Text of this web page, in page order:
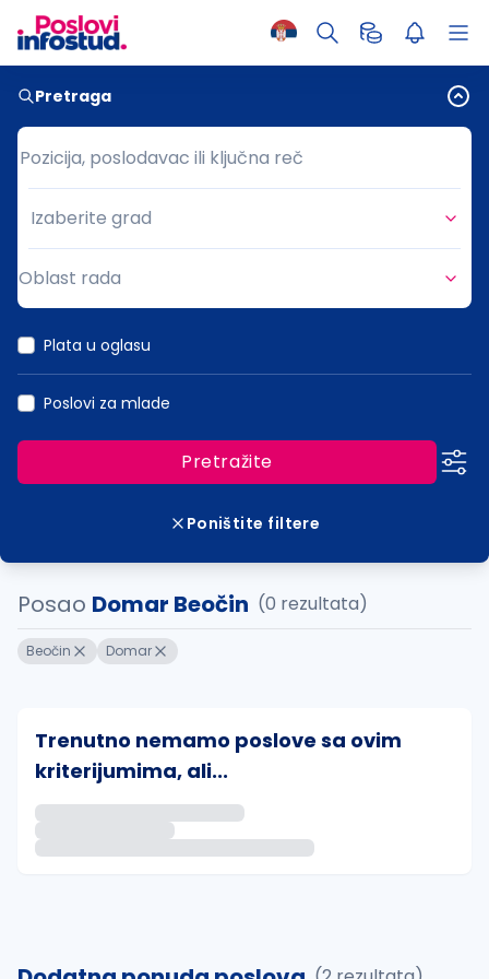
Pretraga
Pozicija, poslodavac ili ključna reč
Pozicija, poslodavac ili ključna reč
Grad
Izaberite grad
Oblast rada
Plata u oglasu
Poslovi za mlade
Pretražite
Poništite filtere
Posao Domar Beočin (0 rezultata)
Beočin Domar
Trenutno nemamo poslove sa ovim
kriterijumima, ali...